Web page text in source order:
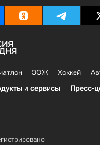
ЗОЖ Хоккей
и сервисы Пресс-